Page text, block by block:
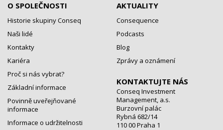
O SPOLEČNOSTI
Historie skupiny Conseq
Naši lidé
Kontakty
Kariéra
Proč si nás vybrat?
Základní informace
Povinně uveřejňované
informace
Informace o udržitelnosti
AKTUALITY
Consequence
Podcasts
Blog
Zprávy a oznámení
KONTAKTUJTE NÁS
Conseq Investment
Management, a.s.
Burzovní palác
Rybná 682/14
110 00 Praha 1